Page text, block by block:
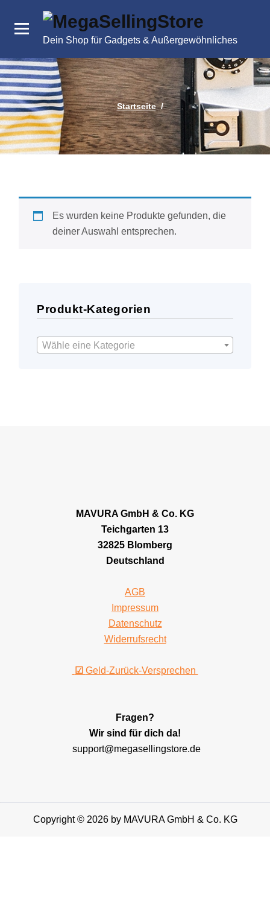
Inhalt
Dein Shop für Gadgets & Außergewöhnliches
Startseite/
Es wurden keine Produkte gefunden, die
deiner Auswahl entsprechen.
Produkt-Kategorien
Wähle eine Kategorie
MAVURA GmbH & Co. KG
Teichgarten 13
32825 Blomberg
Deutschland
AGB
Impressum
Datenschutz
Widerrufsrecht
☑ Geld-Zurück-Versprechen
Fragen?
Wir sind für dich da!
support@megasellingstore.de
Copyright © 2026 by MAVURA GmbH & Co. KG